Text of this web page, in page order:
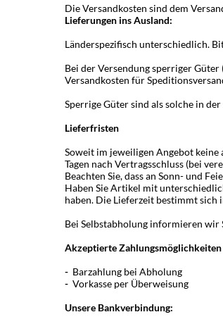
Die Versandkosten sind dem
Lieferungen ins Ausland:
Länderspezifisch unterschiedlich.
Bei der Versendung sperriger
Versandkosten für
Sperrige Güter sind als solche in
Lieferfristen
Soweit im jeweiligen Angebot keine
Tagen nach Vertragsschluss (bei
Beachten Sie, dass an Sonn- und
Haben Sie Artikel mit
haben. Die Lieferzeit bestimmt sich
Bei Selbstabholung informieren wir
Akzeptierte Zahlungsmöglichkeiten
- Barzahlung bei Abholung
- Vorkasse per Überweisung
Unsere Bankverbindung: